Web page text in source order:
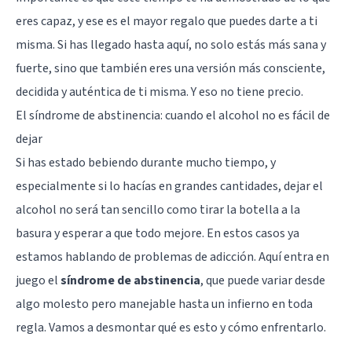
eres capaz, y ese es el mayor regalo que puedes darte a ti
misma. Si has llegado hasta aquí, no solo estás más sana y
fuerte, sino que también eres una versión más consciente,
decidida y auténtica de ti misma. Y eso no tiene precio.
El síndrome de abstinencia: cuando el alcohol no es fácil de
dejar
Si has estado bebiendo durante mucho tiempo, y
especialmente si lo hacías en grandes cantidades, dejar el
alcohol no será tan sencillo como tirar la botella a la
basura y esperar a que todo mejore. En estos casos ya
estamos hablando de problemas deadicción. Aquí entra en
juego elsíndrome de abstinencia, que puede variar desde
algo molesto pero manejable hasta un infierno en toda
regla. Vamos a desmontar qué es esto y cómo enfrentarlo.